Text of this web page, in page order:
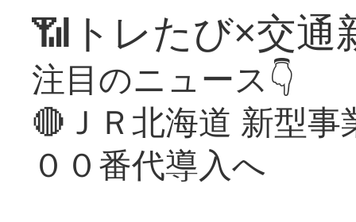
📶トレたび×交通
注目のニュース👇
🔴ＪＲ北海道 新型
００番代導入へ